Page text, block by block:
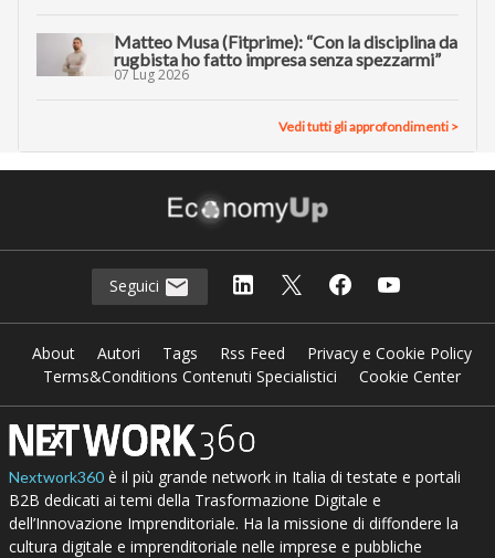
Matteo Musa (Fitprime): “Con la disciplina da
rugbista ho fatto impresa senza spezzarmi”
07 Lug 2026
Vedi tutti gli approfondimenti >
Seguici
About Autori Tags Rss Feed
Privacy e Cookie Policy
Terms&Conditions Contenuti Specialistici
Cookie Center
Nextwork360è il più grande network in Italia di testate e portali
B2B dedicati ai temi della Trasformazione Digitale e
dell’Innovazione Imprenditoriale. Ha la missione di diffondere la
cultura digitale e imprenditoriale nelle imprese e pubbliche